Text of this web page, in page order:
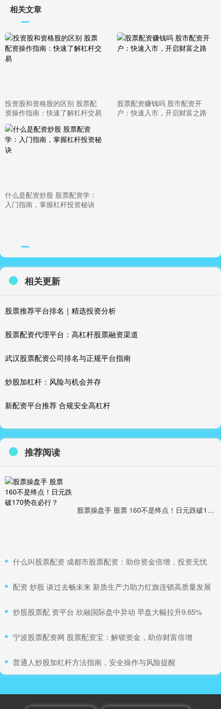
相关文章
投资股和资格股的区别 股票配
资操作指南：快速了解杠杆交易
股票配资赚钱吗 股市配资开
户：快速入市，开启财富之路
什么是配资炒股 股票配资学：
入门指南，掌握杠杆投资秘诀
相关更新
股票推荐平台排名｜精选投资分析
股票配资代理平台：高杠杆股票融资渠道
武汉股票配资公司排名与正规平台指南
炒股加杠杆：风险与机会并存
新配资平台推荐 合规安全高杠杆
推荐阅读
股票操盘手 股票 160不是终点！日元跌破170势在必行？
​什么叫股票配资 成都市股票配资：助你资金倍增，投资无忧
​配资 炒股 谈过去畅未来 新质生产力助力红旗连锁高质量发展
​炒股股票配 资平台 欣融国际盘中异动 早盘大幅拉升9.65%
​宁波股票配资网 股票配资宝：解锁资金，助你财富倍增
​普通人炒股加杠杆方法指南，安全操作与风险提醒